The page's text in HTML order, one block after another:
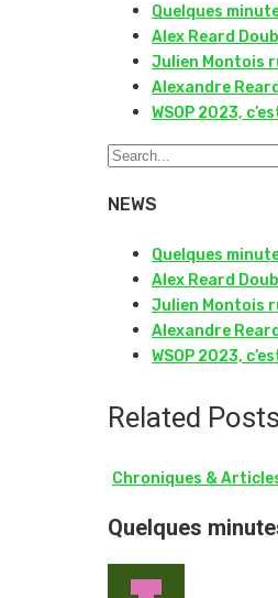
Quelques
Alex Reard
Julien Montois
Alexandre
WSOP 2023,
NEWS
Quelques
Alex Reard
Julien Montois
Alexandre
WSOP 2023,
Related Posts
Chroniques &
Quelques